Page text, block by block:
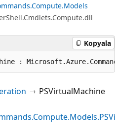
Kopyala
:
PSVirtualMachine